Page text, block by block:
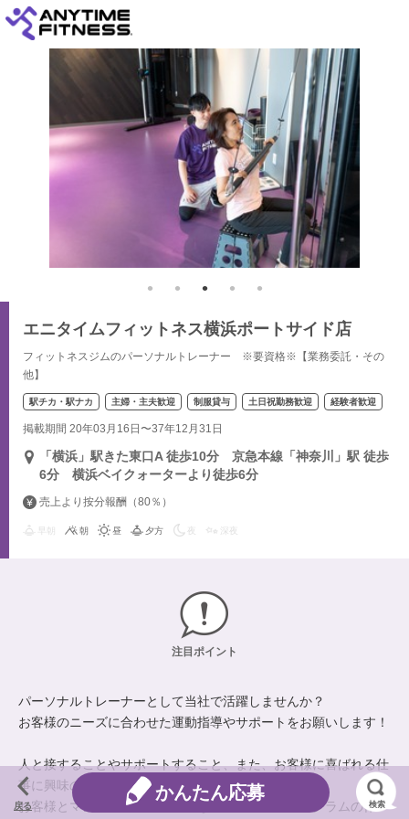
エニタイムフィットネス横浜ポートサイド店
フィットネスジムのパーソナルトレーナー ※要資格※【業務委託・その
他】
駅チカ・駅ナカ 主婦・主夫歓迎 制服貸与 土日祝勤務歓迎 経験者歓迎
掲載期間 20年03月16日〜37年12月31日
「横浜」駅きた東口A 徒歩10分 京急本線「神奈川」駅 徒歩
6分 横浜ベイクォーターより徒歩6分
売上より按分報酬（80％）
朝 昼 夕方 夜 深夜
注目ポイント
パーソナルトレーナーとして当社で活躍しませんか？
お客様のニーズに合わせた運動指導やサポートをお願いします！
人と接することやサポートすること、また、お客様に喜ばれる仕
事に興味のある方
お客様とマンツーマンで効果的なトレーニングプログラムの作
戻る
かんたん応募
検索